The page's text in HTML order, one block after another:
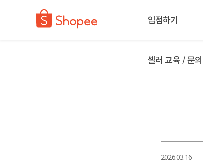
입점하기
셀러 교육 / 문의
2026.03.16